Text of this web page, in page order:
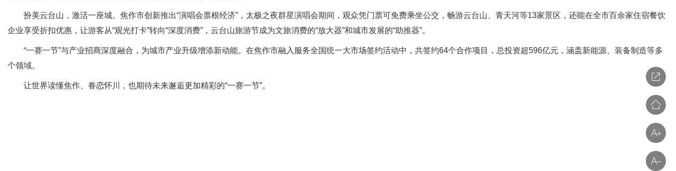
扮美云台山，激活一座城。焦作市创新推出“演唱会票根经济”，太极之夜群星演唱会期间，观众凭门票可免费乘坐公交，畅游云台山、青天河等13家景区，还能在全市百余家住宿餐饮
企业享受折扣优惠，让游客从“观光打卡”转向“深度消费”，云台山旅游节成为文旅消费的“放大器”和城市发展的“助推器”。
“一赛一节”与产业招商深度融合，为城市产业升级增添新动能。在焦作市融入服务全国统一大市场签约活动中，共签约64个合作项目，总投资超596亿元，涵盖新能源、装备制造等多
个领域。
让世界读懂焦作、眷恋怀川，也期待未来邂逅更加精彩的“一赛一节”。